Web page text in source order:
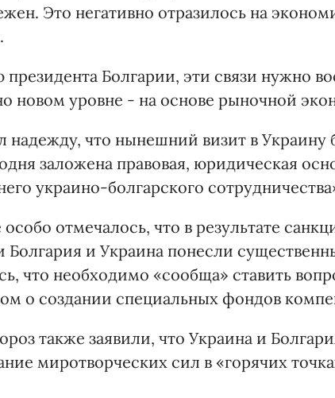
Это негативно отразилось на
Болгарии, эти связи нужно
новом уровне - на основе рыночной
надежду, что нынешний визит в Украину
заложена правовая, юридическая
украино-болгарского
особо отмечалось, что в результате
Болгария и Украина понесли
что необходимо «сообща» ставить
о создании специальных фондов
также заявили, что Украина и
миротворческих сил в «горячих